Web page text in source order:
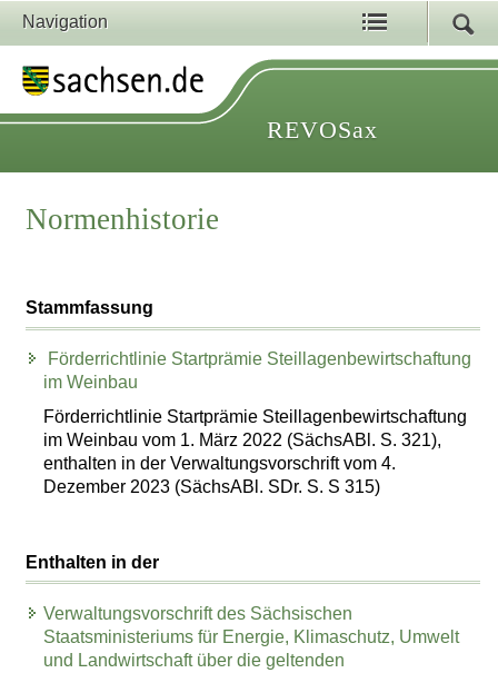
Navigation
REVOSax
Normenhistorie
Stammfassung
Förderrichtlinie Startprämie Steillagenbewirtschaftung
im Weinbau
Förderrichtlinie Startprämie Steillagenbewirtschaftung
im Weinbau vom 1. März 2022 (SächsABl. S. 321),
enthalten in der Verwaltungsvorschrift vom 4.
Dezember 2023 (SächsABl. SDr. S. S 315)
Enthalten in der
Verwaltungsvorschrift des Sächsischen
Staatsministeriums für Energie, Klimaschutz, Umwelt
und Landwirtschaft über die geltenden